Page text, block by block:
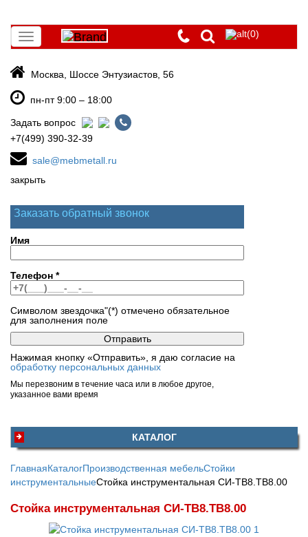
Toggle
navigation
(0)
Москва, Шоссе Энтузиастов, 56
пн-пт 9:00 – 18:00
Задать вопрос
+7(499) 390-32-39
sale@mebmetall.ru
закрыть
Заказать обратный звонок
Имя
Телефон *
Символом звездочка"(*) отмечено обязательное
для заполнения поле
Нажимая кнопку «Отправить», я даю согласие на
обработку персональных данных
Мы перезвоним в течение часа или в любое другое,
указанное вами время
КАТАЛОГ
ГлавнаяКаталогПроизводственная мебельСтойки
инструментальныеСтойка инструментальная CИ-ТВ8.ТВ8.00
Стойка инструментальная CИ-ТВ8.ТВ8.00